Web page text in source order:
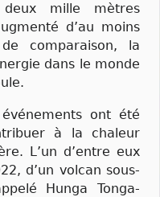
mille mètres
d’au moins
comparaison, la
dans le monde
ont été
à la chaleur
L’un d’entre eux
d’un volcan sous-
Hunga Tonga-